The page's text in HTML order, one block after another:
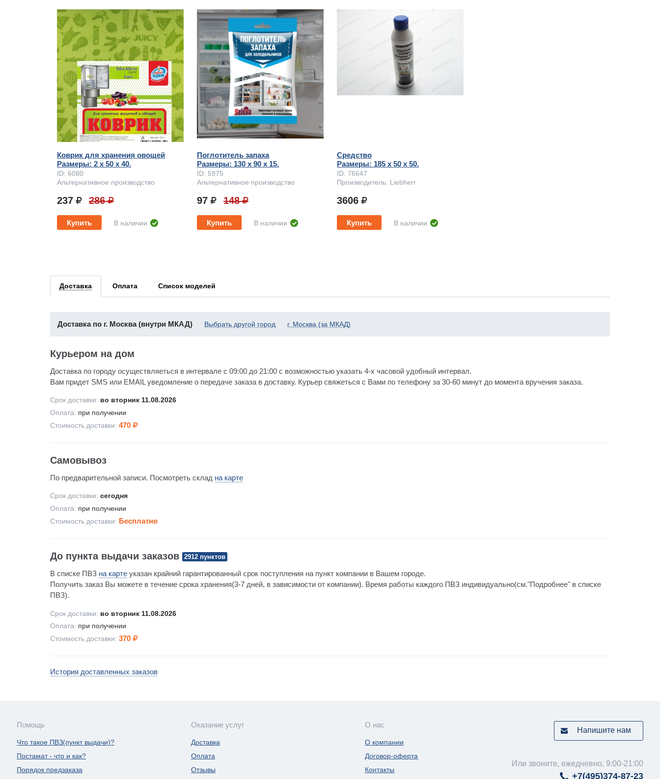
Коврик для хранения овощей
Размеры: 2 x 50 х 40.
ID: 6080
Альтернативное производство
237 286
Купить В наличии
Поглотитель запаха
Размеры: 130 x 90 х 15.
ID: 5975
Альтернативное производство
97 148
Купить В наличии
Средство
Размеры: 185 x 50 х 50.
ID: 76647
Производитель: Liebherr
3606
Купить В наличии
Доставка Оплата Список моделей
Доставка по г. Москва (внутри МКАД) Выбрать другой город г. Москва (за МКАД)
Курьером на дом
Доставка по городу осуществляеться в интервале с 09:00 до 21:00 с возможностью указать 4-х часовой удобный интервал.
Вам придет SMS или EMAIL уведомление о передаче заказа в доставку. Курьер свяжеться с Вами по телефону за 30-60 минут до момента вручения заказа.
Срок доставки: во вторник 11.08.2026
Оплата: при получении
Стоимость доставки: 470
Самовывоз
По предварительной записи. Посмотреть склад на карте
Срок доставки: сегодня
Оплата: при получении
Стоимость доставки: Бесплатно
До пункта выдачи заказов 2912 пунктов
В списке ПВЗ на карте указан крайний гарантированный срок поступления на пункт компании в Вашем городе.
Получить заказ Вы можете в течение срока хранения(3-7 дней, в зависимости от компании). Время работы каждого ПВЗ индивидуально(см."Подробнее" в списке
ПВЗ).
Срок доставки: во вторник 11.08.2026
Оплата: при получении
Стоимость доставки: 370
История доставленных заказов
Напишите нам
Или звоните, ежедневно, 9:00-21:00
+7(495)374-87-23
Помощь
Что такое ПВЗ(пункт выдачи)?
Постамат - что и как?
Порядок предзаказа
Оказание услуг
Доставка
Оплата
Отзывы
О нас
О компании
Договор-оферта
Контакты